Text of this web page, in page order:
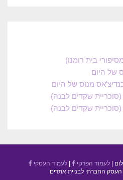
בית רומנו)
של היום
מנוס של היום
(סוכריית שקדים לבנה)
(סוכריית שקדים לבנה)
|לעמוד הפרטי |לעמוד העסקי
העסק החברתי לבניית אתרים